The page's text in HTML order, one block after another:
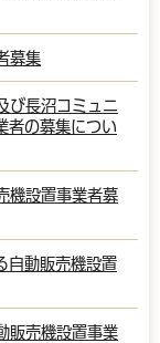
募集
び長沼コミュニ
者の募集につい
機設置事業者募
自動販売機設置
販売機設置事業